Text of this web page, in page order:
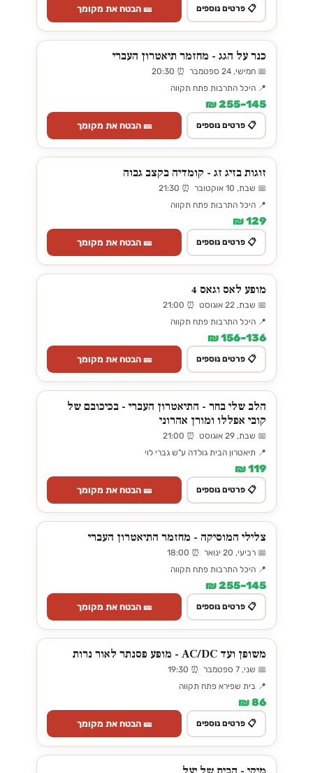
📋 פרטים נוספים 🎫 הבטח את מקומך
כנר על הגג - מחזמר תיאטרון העברי
📅 חמישי, 24 ספטמבר ⏰ 20:30
📍 היכל התרבות פתח תקווה
145–255 ₪
📋 פרטים נוספים 🎫 הבטח את מקומך
זוגות בזיג זג - קומדיה בקצב גבוה
📅 שבת, 10 אוקטובר ⏰ 21:30
📍 היכל התרבות פתח תקווה
129 ₪
📋 פרטים נוספים 🎫 הבטח את מקומך
מופע לאס וגאס 4
📅 שבת, 22 אוגוסט ⏰ 21:00
📍 היכל התרבות פתח תקווה
136–156 ₪
📋 פרטים נוספים 🎫 הבטח את מקומך
הלב שלי בחר - התיאטרון העברי - בכיכובם של
קובי אפללו ומורן אהרוני
📅 שבת, 29 אוגוסט ⏰ 21:00
📍 תיאטרון הבית גולדה ע"ש גברי לוי
119 ₪
📋 פרטים נוספים 🎫 הבטח את מקומך
צלילי המוסיקה - מחזמר התיאטרון העברי
📅 רביעי, 20 ינואר ⏰ 18:00
📍 היכל התרבות פתח תקווה
145–255 ₪
📋 פרטים נוספים 🎫 הבטח את מקומך
משופן ועד AC/DC - מופע פסנתר לאור נרות
📅 שני, 7 ספטמבר ⏰ 19:30
📍 בית שפירא פתח תקווה
86 ₪
📋 פרטים נוספים 🎫 הבטח את מקומך